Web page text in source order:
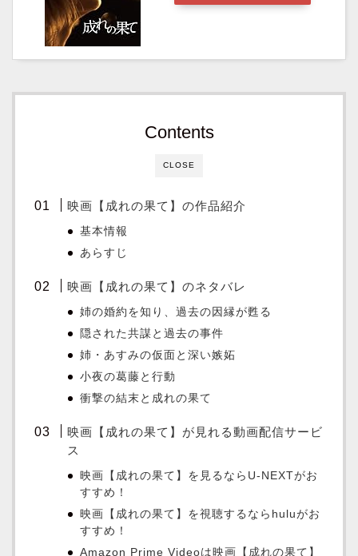
CLOSE
Contents
映画【成れの果て】の作品紹介
基本情報
あらすじ
映画【成れの果て】のネタバレ
姉の婚約を知り、過去の因縁が甦る
隠された共謀と過去の事件
姉・あすみの仮面と深い嫉妬
小夜の葛藤と行動
衝撃の結末と成れの果て
映画【成れの果て】が見れる動画配信サービ
ス
映画【成れの果て】を見るならU-NEXTがお
すすめ！
映画【成れの果て】を視聴するならhuluがお
すすめ！
Amazon Prime Videoは映画【成れの果て】